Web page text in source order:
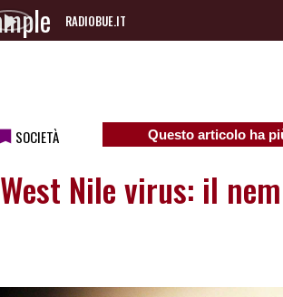
RADIOBUE.IT
Audio
SOCIETÀ Questo articolo ha
West Nile virus: il